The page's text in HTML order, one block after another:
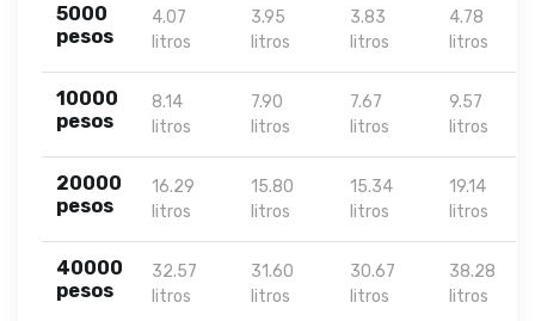
5000
pesos
4.07
litros
3.95
litros
3.83
litros
4.78
litros
10000
pesos
8.14
litros
7.90
litros
7.67
litros
9.57
litros
20000
pesos
16.29
litros
15.80
litros
15.34
litros
19.14
litros
40000
pesos
32.57
litros
31.60
litros
30.67
litros
38.28
litros